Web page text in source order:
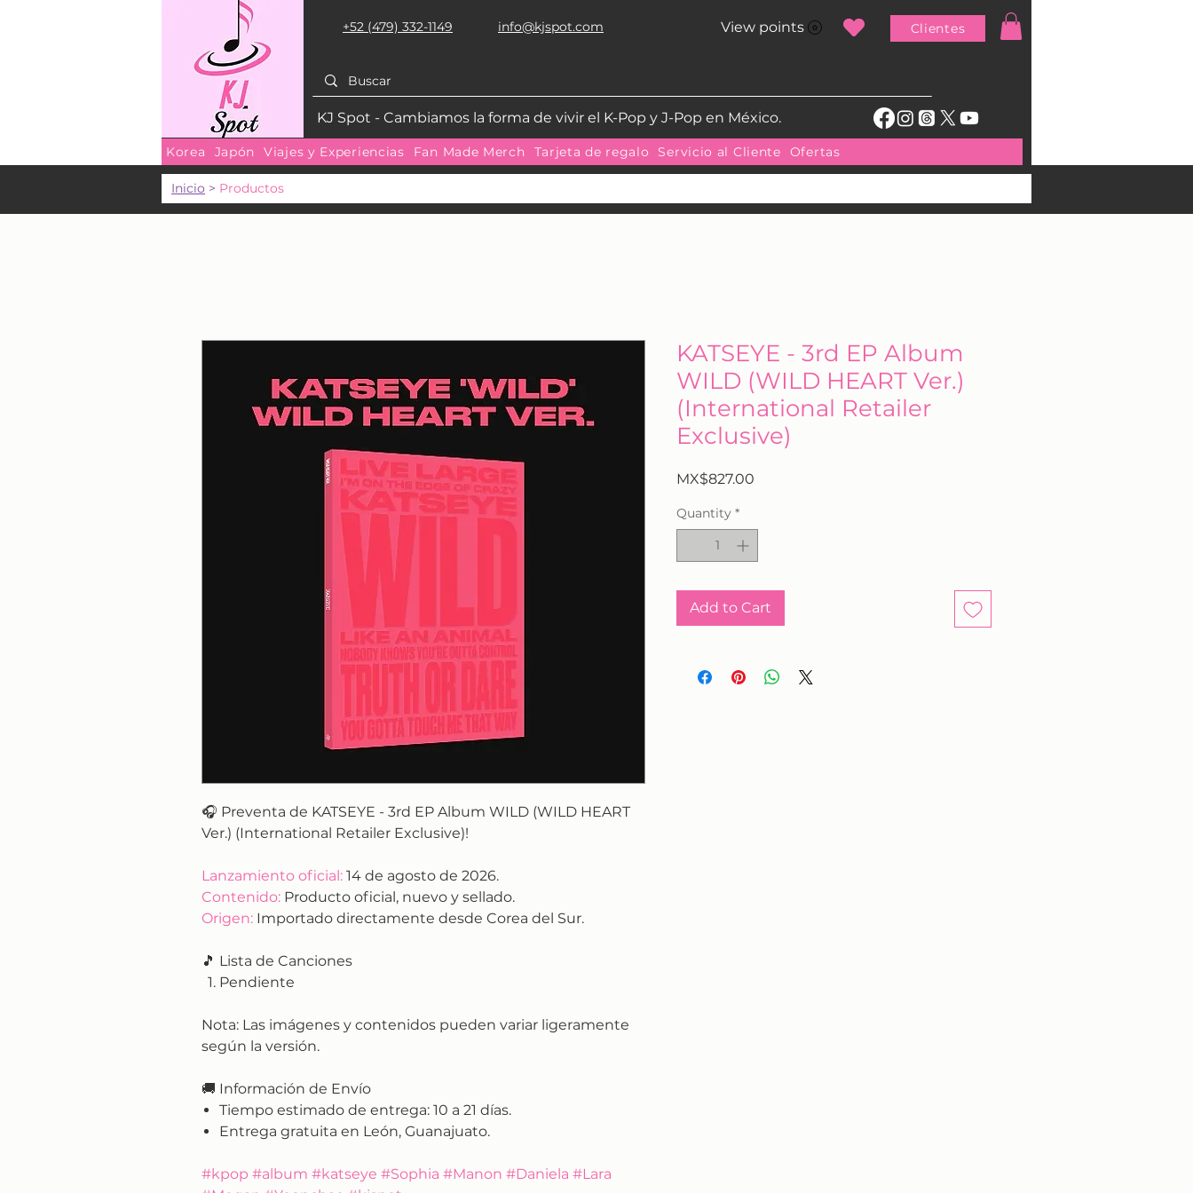
+52 (479) 332-1149 info@kjspot.com View points Clientes
KJ Spot - Cambiamos la forma de vivir el K-Pop y J-Pop en México.
Korea Japón Viajes y Experiencias Fan Made Merch Tarjeta de regalo Servicio al Cliente Ofertas
Inicio > Productos
🎧 Preventa de KATSEYE - 3rd EP Album WILD (WILD HEART
Ver.) (International Retailer Exclusive)!
Lanzamiento oficial: 14 de agosto de 2026.
Contenido: Producto oficial, nuevo y sellado.
Origen: Importado directamente desde Corea del Sur.
🎵 Lista de Canciones
Pendiente
Nota: Las imágenes y contenidos pueden variar ligeramente
según la versión.
🚚 Información de Envío
Tiempo estimado de entrega: 10 a 21 días.
Entrega gratuita en León, Guanajuato.
#kpop #album #katseye #Sophia #Manon #Daniela #Lara
KATSEYE - 3rd EP Album
WILD (WILD HEART Ver.)
(International Retailer
Exclusive)
MX$827.00
Quantity *
Add to Cart